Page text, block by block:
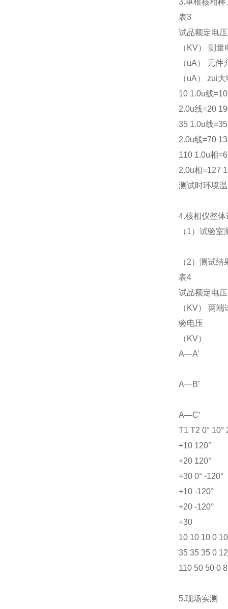
3.单根核相
表3
试品额定电
（KV） 测量
（uA） 元件
（uA） zui
10 1.0u线
2.0u线=20
35 1.0u线
2.0u线=70
110 1.0u相
2.0u相=127
测试时环境
4.核相仪整体
（1）试验
（2）测试结
表4
试品额定电压
（KV） 两端
验电压
（KV）
A—A’
A—B’
A—C’
T1 T2 0° 10°
+10 120°
+20 120°
+30 0° -120°
+10 -120°
+20 -120°
+30
10 10 10 0
35 35 35 0
110 50 50 0
5.现场实测